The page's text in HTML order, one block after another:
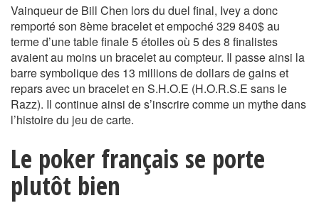
Vainqueur de Bill Chen lors du duel final, Ivey a donc
remporté son 8ème bracelet et empoché 329 840$ au
terme d’une table finale 5 étoiles où 5 des 8 finalistes
avaient au moins un bracelet au compteur. Il passe ainsi la
barre symbolique des 13 millions de dollars de gains et
repars avec un bracelet en S.H.O.E (H.O.R.S.E sans le
Razz). Il continue ainsi de s’inscrire comme un mythe dans
l’histoire du jeu de carte.
Le poker français se porte
plutôt bien